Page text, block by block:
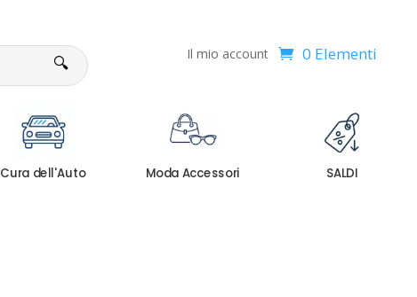
🔍 Il mio account 0 Elementi
Cura dell'Auto Moda Accessori SALDI